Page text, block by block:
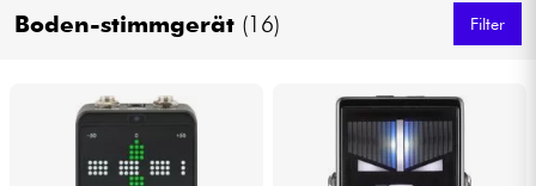
Verstärker & Effekte
Synths & samplers
Boden-stimmgerät (16) Filter